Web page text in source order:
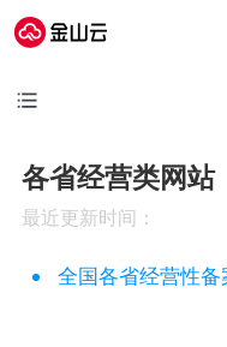
各省经营类网站
最近更新时间：
全国各省经营性备